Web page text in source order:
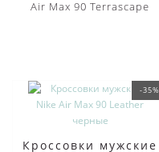
Air Max 90 Terrascape
-35%
Кроссовки мужские